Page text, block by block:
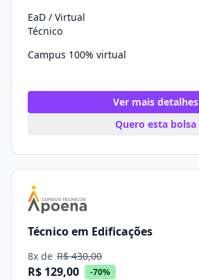
EaD / Virtual
Técnico
Campus 100% virtual
Ver mais detalhes
Quero esta bolsa
Técnico em Edificações
8x de R$ 430,00
R$ 129,00 -70%